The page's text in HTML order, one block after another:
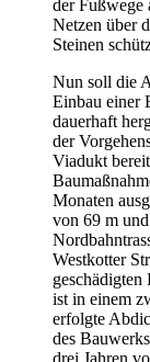
der Fußwege
Netzen über
Steinen
Nun soll die
Einbau einer
dauerhaft
der
Viadukt
Monaten
von 69 m
Westkotter
geschädigten
ist in einem
erfolgte
des
drei Jahren